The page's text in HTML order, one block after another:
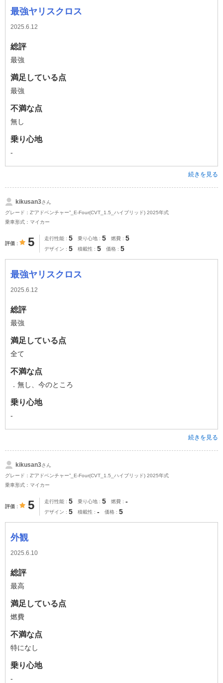
最強ヤリスクロス
2025.6.12
総評
最強
満足している点
最強
不満な点
無し
乗り心地
-
続きを見る
kikusan3さん
グレード：Z“アドベンチャー”_E-Four(CVT_1.5_ハイブリッド) 2025年式
乗車形式：マイカー
評価 5 走行性能 5 乗り心地 5 燃費 5
デザイン 5 積載性 5 価格 5
最強ヤリスクロス
2025.6.12
総評
最強
満足している点
全て
不満な点
．無し、今のところ
乗り心地
-
続きを見る
kikusan3さん
グレード：Z“アドベンチャー”_E-Four(CVT_1.5_ハイブリッド) 2025年式
乗車形式：マイカー
評価 5 走行性能 5 乗り心地 5 燃費 -
デザイン 5 積載性 - 価格 5
外観
2025.6.10
総評
最高
満足している点
燃費
不満な点
特になし
乗り心地
-